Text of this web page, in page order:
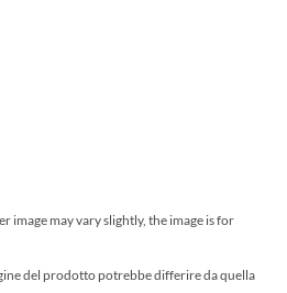
image may vary slightly, the image is for
del prodotto potrebbe differire da quella